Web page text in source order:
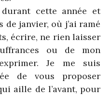
cette année et
janvier, où j’ai ramé
écrire, ne rien laisser
ou de mon
Je me suis
de vous proposer
aille de l’avant, pour